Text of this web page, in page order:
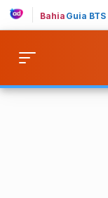
Bahia Guia BTS